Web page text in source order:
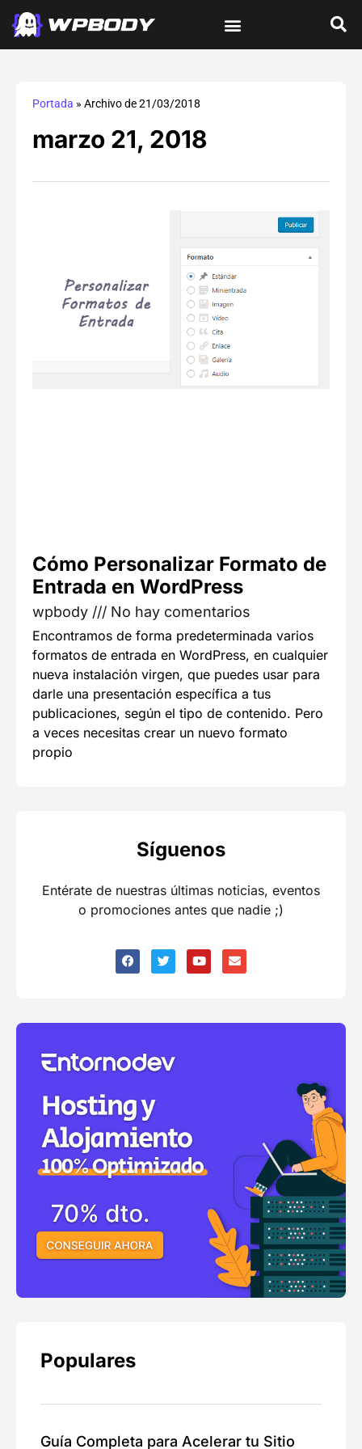
Portada »Archivo de 21/03/2018
marzo 21, 2018
Cómo Personalizar Formato de
Entrada en WordPress
wpbody No hay comentarios
Encontramos de forma predeterminada varios
formatos de entrada en WordPress, en cualquier
nueva instalación virgen, que puedes usar para
darle una presentación específica a tus
publicaciones, según el tipo de contenido. Pero
a veces necesitas crear un nuevo formato
propio
Síguenos
Entérate de nuestras últimas noticias, eventos
o promociones antes que nadie ;)
Populares
Guía Completa para Acelerar tu Sitio